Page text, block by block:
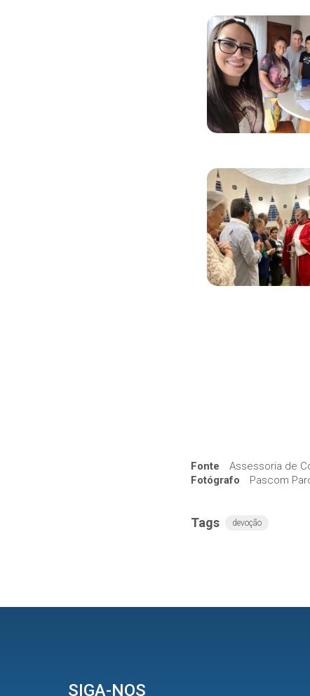
Fonte
Assessoria de
Fotógrafo
Pascom
Tags devoção
SIGA-NOS